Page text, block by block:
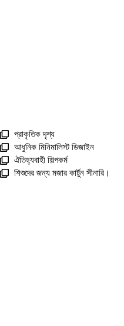
প্রাকৃতিক দৃশ্য
আধুনিক মিনিমালিস্ট ডিজাইন
ঐতিহ্যবাহী শিল্পকর্ম
শিশুদের জন্য মজার কার্টুন সীনারি।